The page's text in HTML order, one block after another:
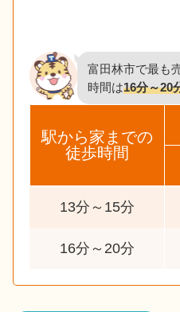
富田林市で最も
時間は16分～20
駅から家までの
徒歩時間
13分～15分
16分～20分